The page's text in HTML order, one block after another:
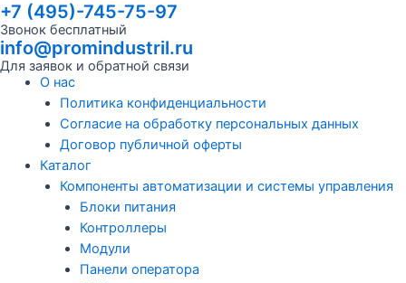
+7 (495)-745-75-97
Звонок бесплатный
info@promindustril.ru
Для заявок и обратной связи
О нас
Политика конфиденциальности
Согласие на обработку персональных данных
Договор публичной оферты
Каталог
Компоненты автоматизации и системы управления
Блоки питания
Контроллеры
Модули
Панели оператора